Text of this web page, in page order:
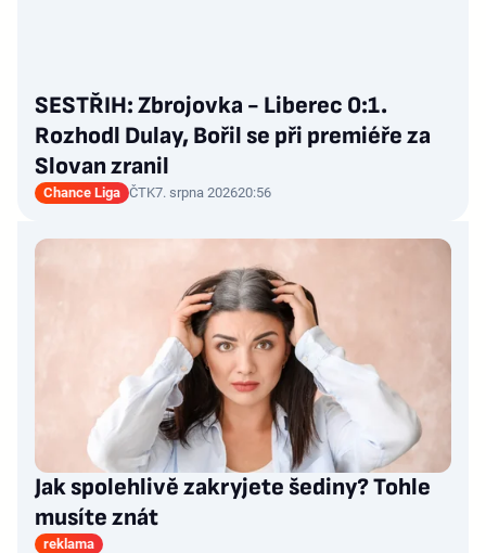
SESTŘIH: Zbrojovka - Liberec 0:1.
Rozhodl Dulay, Bořil se při premiéře za
Slovan zranil
Chance Liga ČTK7. srpna 202620:56
Jak spolehlivě zakryjete šediny? Tohle
musíte znát
reklama